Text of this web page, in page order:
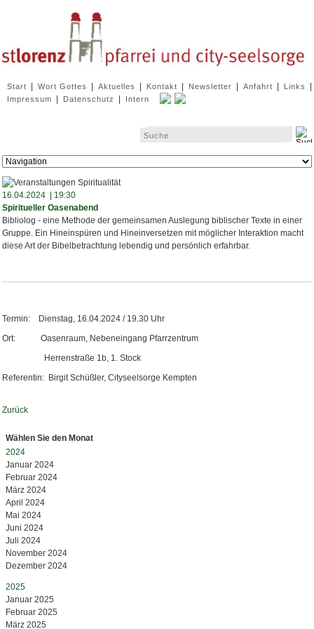
überspringen
Start Wort Gottes Aktuelles Kontakt Newsletter Anfahrt Links
Impressum Datenschutz Intern
Zielseite
16.04.2024 | 19:30
Spiritueller Oasenabend
Bibliolog - eine Methode der gemeinsamen Auslegung biblischer Texte in einer
Gruppe. Ein Hineinspüren und Hineinversetzen mit möglicher Interaktion macht
diese Art der Bibelbetrachtung lebendig und persönlich erfahrbar.
Termin: Dienstag, 16.04.2024 / 19.30 Uhr
Ort: Oasenraum, Nebeneingang Pfarrzentrum
Herrenstraße 1b, 1. Stock
Referentin: Birgit Schüßler, Cityseelsorge Kempten
Zurück
Wählen Sie den Monat
2024
Januar 2024
Februar 2024
März 2024
April 2024
Mai 2024
Juni 2024
Juli 2024
November 2024
Dezember 2024
2025
Januar 2025
Februar 2025
März 2025